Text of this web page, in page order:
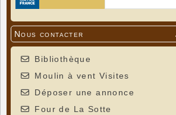
Nous contacter
Bibliothèque
Moulin à vent Visites
Déposer une annonce
Four de La Sotte